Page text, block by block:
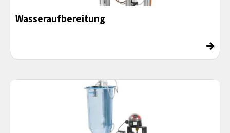
Wasseraufbereitung
→